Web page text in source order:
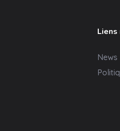
News